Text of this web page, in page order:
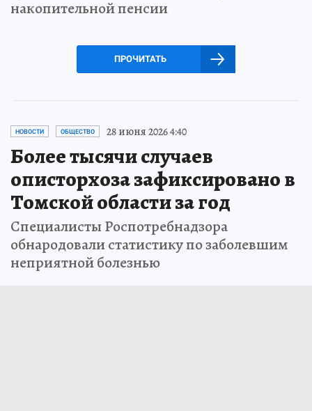
накопительной пенсии
ПРОЧИТАТЬ
НОВОСТИ ОБЩЕСТВО 28 июня 2026 4:40
Более тысячи случаев
описторхоза зафиксировано в
Томской области за год
Специалисты Роспотребнадзора
обнародовали статистику по заболевшим
неприятной болезнью